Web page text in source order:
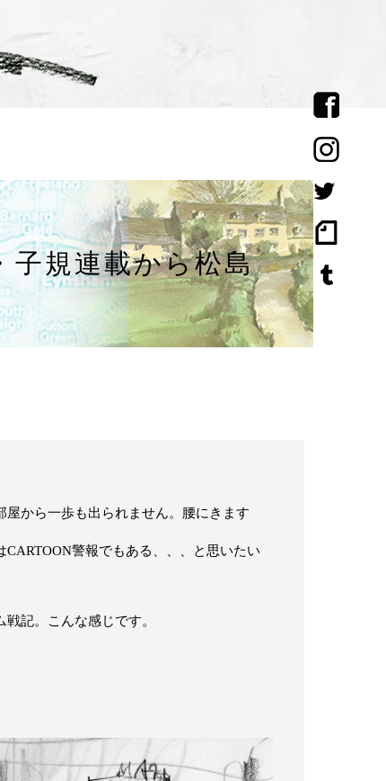
子規連載から松島
から一歩も出られません。腰にきます
警報でもある、、、と思いたい
記。こんな感じです。